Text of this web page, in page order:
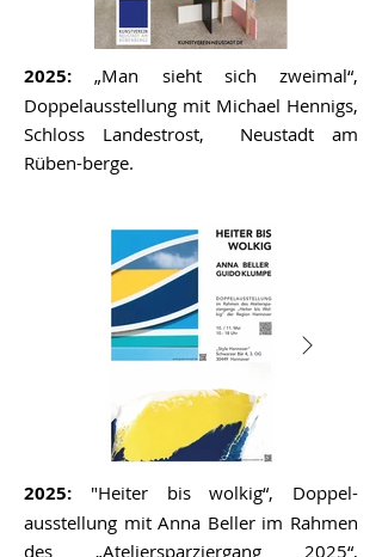
2025:„Man sieht sich zweimal“,
Doppelausstellung mit Michael Hennigs,
Schloss Landestrost, Neustadt am
Rüben-berge.
2025: "Heiter bis wolkig“, Doppel-
ausstellung mit Anna Beller im Rahmen
des „Ateliersparziergang 2025“,